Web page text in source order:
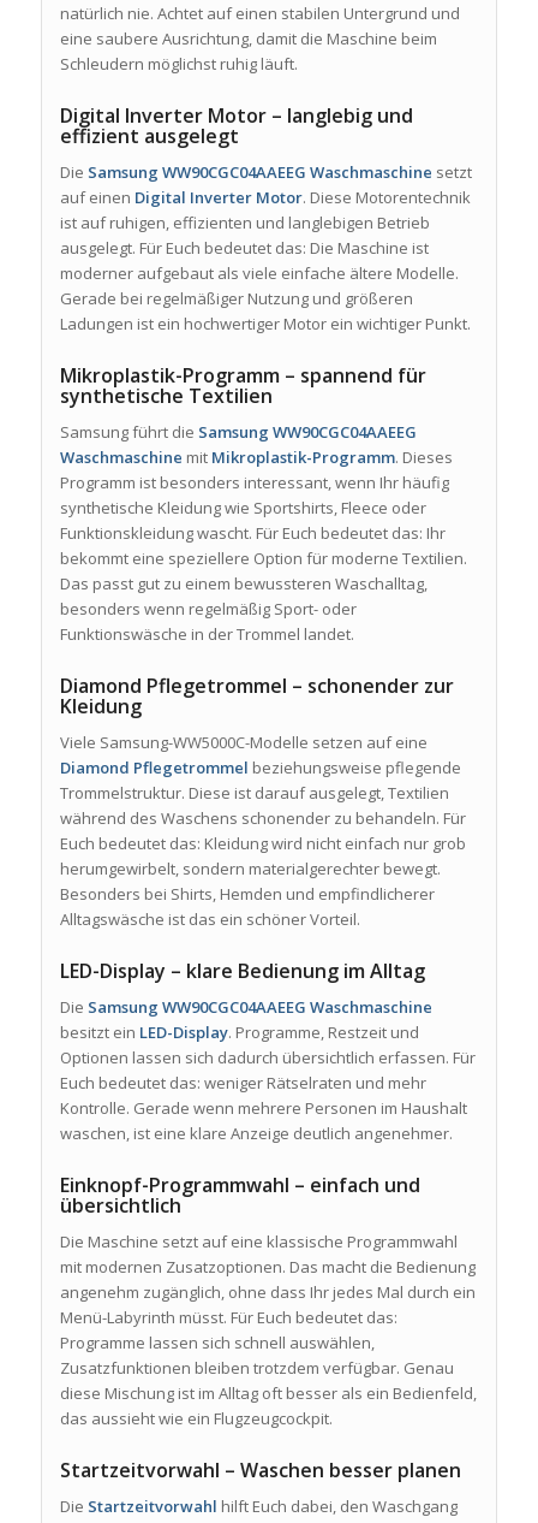
natürlich nie. Achtet auf einen stabilen Untergrund und
eine saubere Ausrichtung, damit die Maschine beim
Schleudern möglichst ruhig läuft.
Digital Inverter Motor – langlebig und
effizient ausgelegt
Die Samsung WW90CGC04AAEEG Waschmaschine setzt
auf einen Digital Inverter Motor. Diese Motorentechnik
ist auf ruhigen, effizienten und langlebigen Betrieb
ausgelegt. Für Euch bedeutet das: Die Maschine ist
moderner aufgebaut als viele einfache ältere Modelle.
Gerade bei regelmäßiger Nutzung und größeren
Ladungen ist ein hochwertiger Motor ein wichtiger Punkt.
Mikroplastik-Programm – spannend für
synthetische Textilien
Samsung führt die Samsung WW90CGC04AAEEG
Waschmaschine mit Mikroplastik-Programm. Dieses
Programm ist besonders interessant, wenn Ihr häufig
synthetische Kleidung wie Sportshirts, Fleece oder
Funktionskleidung wascht. Für Euch bedeutet das: Ihr
bekommt eine speziellere Option für moderne Textilien.
Das passt gut zu einem bewussteren Waschalltag,
besonders wenn regelmäßig Sport- oder
Funktionswäsche in der Trommel landet.
Diamond Pflegetrommel – schonender zur
Kleidung
Viele Samsung-WW5000C-Modelle setzen auf eine
Diamond Pflegetrommel beziehungsweise pflegende
Trommelstruktur. Diese ist darauf ausgelegt, Textilien
während des Waschens schonender zu behandeln. Für
Euch bedeutet das: Kleidung wird nicht einfach nur grob
herumgewirbelt, sondern materialgerechter bewegt.
Besonders bei Shirts, Hemden und empfindlicherer
Alltagswäsche ist das ein schöner Vorteil.
LED-Display – klare Bedienung im Alltag
Die Samsung WW90CGC04AAEEG Waschmaschine
besitzt ein LED-Display. Programme, Restzeit und
Optionen lassen sich dadurch übersichtlich erfassen. Für
Euch bedeutet das: weniger Rätselraten und mehr
Kontrolle. Gerade wenn mehrere Personen im Haushalt
waschen, ist eine klare Anzeige deutlich angenehmer.
Einknopf-Programmwahl – einfach und
übersichtlich
Die Maschine setzt auf eine klassische Programmwahl
mit modernen Zusatzoptionen. Das macht die Bedienung
angenehm zugänglich, ohne dass Ihr jedes Mal durch ein
Menü-Labyrinth müsst. Für Euch bedeutet das:
Programme lassen sich schnell auswählen,
Zusatzfunktionen bleiben trotzdem verfügbar. Genau
diese Mischung ist im Alltag oft besser als ein Bedienfeld,
das aussieht wie ein Flugzeugcockpit.
Startzeitvorwahl – Waschen besser planen
Die Startzeitvorwahl hilft Euch dabei, den Waschgang